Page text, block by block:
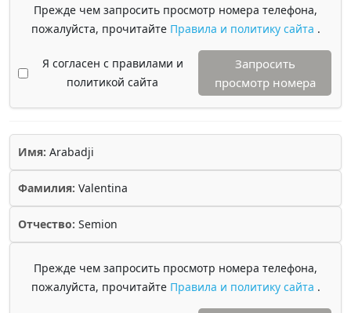
Прежде чем запросить просмотр номера телефона,
пожалуйста, прочитайте Правила и политику сайта .
Я согласен с правилами и
политикой сайта
Запросить
просмотр номера
Имя: Arabadji
Фамилия: Valentina
Отчество: Semion
Прежде чем запросить просмотр номера телефона,
пожалуйста, прочитайте Правила и политику сайта .